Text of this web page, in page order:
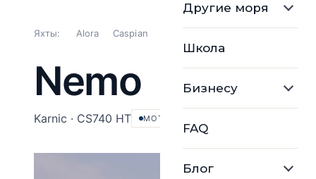
Другие моря
Школа
Бизнесу
FAQ
Блог
Яхты: Alora Caspian
Nemo
Karnic · CS740 HT МОТОРНАЯ